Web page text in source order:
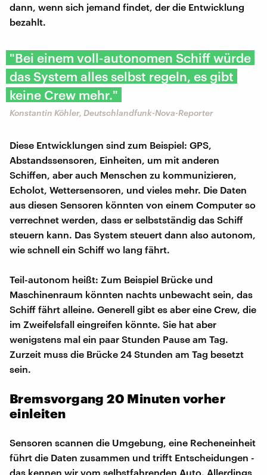
dann, wenn sich jemand findet, der die Entwicklung
bezahlt.
"Bei einem voll-autonomen Schiff würde
das System alles selbst regeln, es gibt
keine Crew mehr."
Konstantin Köhler, Deutschlandfunk-Nova-Reporter
Diese Entwicklungen sind zum Beispiel: GPS,
Abstandssensoren, Einheiten, um mit anderen
Schiffen, aber auch Menschen zu kommunizieren,
Echolot, Wettersensoren, und vieles mehr. Die Daten
aus diesen Sensoren könnten von einem Computer so
verrechnet werden, dass er selbstständig das Schiff
steuern kann. Das System steuert dann also autonom,
wie schnell ein Schiff wo lang fährt.
Teil-autonom heißt: Zum Beispiel Brücke und
Maschinenraum könnten nachts unbewacht sein, das
Schiff fährt alleine. Generell gibt es aber eine Crew, die
im Zweifelsfall eingreifen könnte. Sie hat aber
wenigstens mal ein paar Stunden Pause am Tag.
Zurzeit muss die Brücke 24 Stunden am Tag besetzt
sein.
Bremsvorgang 20 Minuten vorher
einleiten
Sensoren scannen die Umgebung, eine Recheneinheit
führt die Daten zusammen und trifft Entscheidungen -
das kennen wir vom selbstfahrenden Auto. Allerdings